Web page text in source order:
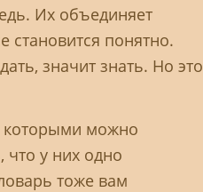
Их объединяет
становится понятно.
значит знать. Но это
которыми можно
что у них одно
тоже вам